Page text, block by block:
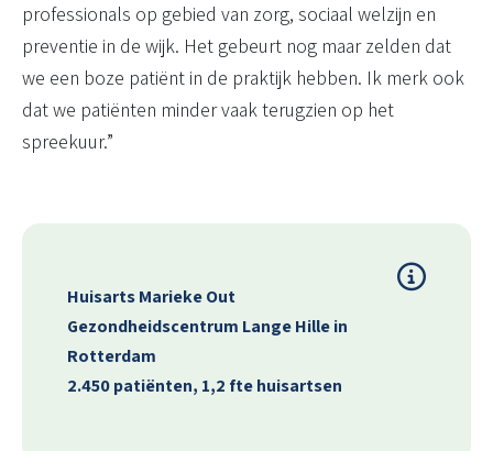
professionals op gebied van zorg, sociaal welzijn en
preventie in de wijk. Het gebeurt nog maar zelden dat
we een boze patiënt in de praktijk hebben. Ik merk ook
dat we patiënten minder vaak terugzien op het
spreekuur.”
Huisarts Marieke Out
Gezondheidscentrum Lange Hille in
Rotterdam
2.450 patiënten, 1,2 fte huisartsen